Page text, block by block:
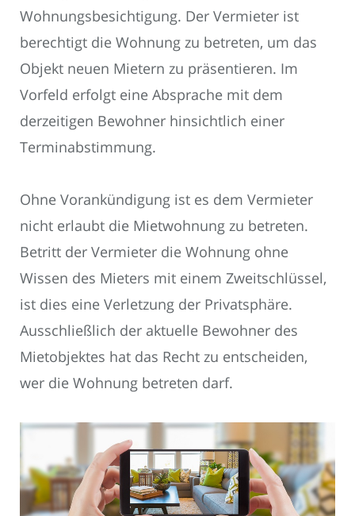
Wohnungsbesichtigung. Der Vermieter ist
berechtigt die Wohnung zu betreten, um das
Objekt neuen Mietern zu präsentieren. Im
Vorfeld erfolgt eine Absprache mit dem
derzeitigen Bewohner hinsichtlich einer
Terminabstimmung.
Ohne Vorankündigung ist es dem Vermieter
nicht erlaubt die Mietwohnung zu betreten.
Betritt der Vermieter die Wohnung ohne
Wissen des Mieters mit einem Zweitschlüssel,
ist dies eine Verletzung der Privatsphäre.
Ausschließlich der aktuelle Bewohner des
Mietobjektes hat das Recht zu entscheiden,
wer die Wohnung betreten darf.